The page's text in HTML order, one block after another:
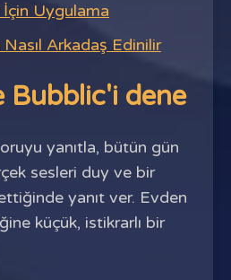
Uygulama
Arkadaş Edinilir
Bubblic'i dene
yanıtla, bütün gün
sesleri duy ve bir
yanıt ver. Evden
küçük, istikrarlı bir